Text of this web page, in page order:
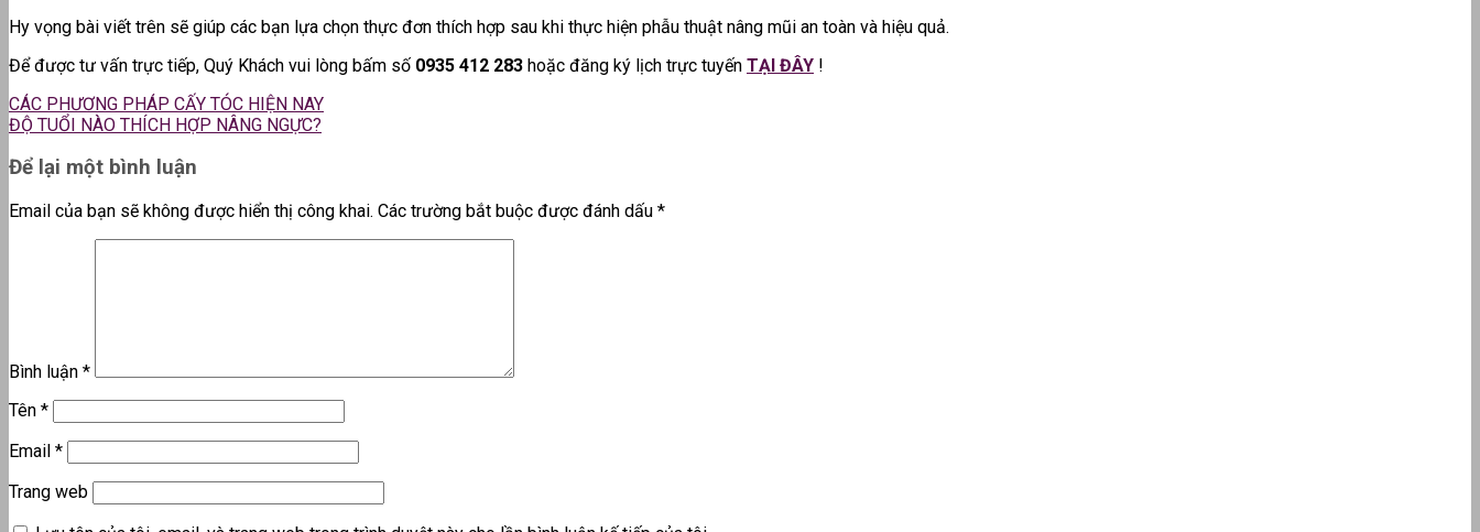
Hy vọng bài viết trên sẽ giúp các bạn lựa chọn thực đơn thích hợp sau khi thực hiện phẫu thuật nâng mũi an toàn và hiệu quả.
Để được tư vấn trực tiếp, Quý Khách vui lòng bấm số 0935 412 283 hoặc đăng ký lịch trực tuyến TẠI ĐÂY !
CÁC PHƯƠNG PHÁP CẤY TÓC HIỆN NAY
ĐỘ TUỔI NÀO THÍCH HỢP NÂNG NGỰC?
Để lại một bình luận
Email của bạn sẽ không được hiển thị công khai. Các trường bắt buộc được đánh dấu *
Bình luận *
Tên *
Email *
Trang web